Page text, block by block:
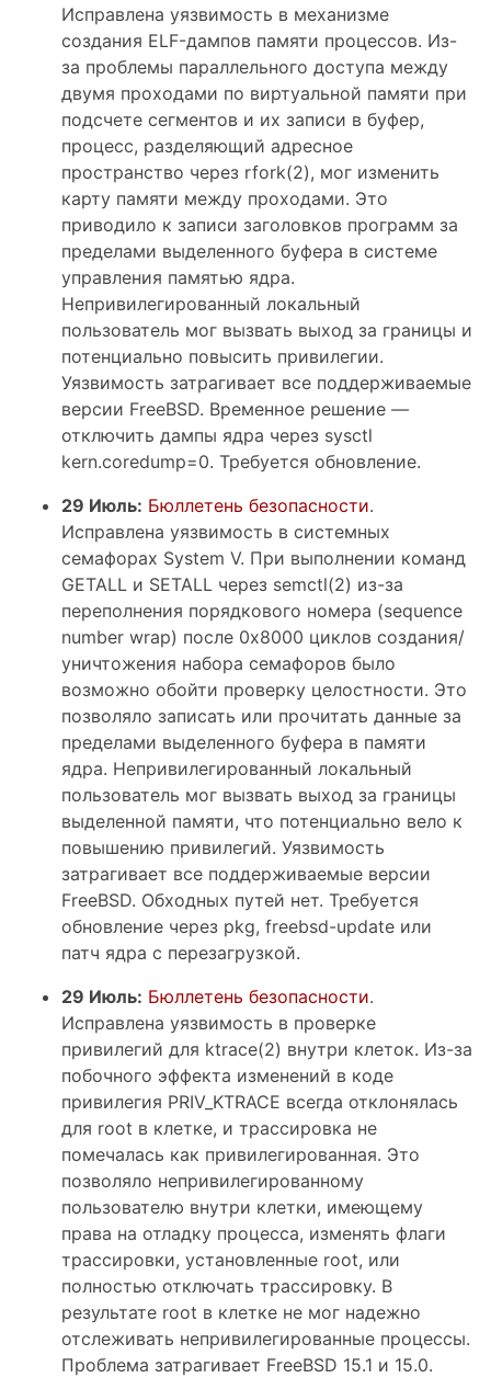
Исправлена уязвимость в механизме
создания ELF-дампов памяти процессов. Из-
за проблемы параллельного доступа между
двумя проходами по виртуальной памяти при
подсчете сегментов и их записи в буфер,
процесс, разделяющий адресное
пространство через rfork(2), мог изменить
карту памяти между проходами. Это
приводило к записи заголовков программ за
пределами выделенного буфера в системе
управления памятью ядра.
Непривилегированный локальный
пользователь мог вызвать выход за границы и
потенциально повысить привилегии.
Уязвимость затрагивает все поддерживаемые
версии FreeBSD. Временное решение —
отключить дампы ядра через sysctl
kern.coredump=0. Требуется обновление.
29 Июль: Бюллетень безопасности.
Исправлена уязвимость в системных
семафорах System V. При выполнении команд
GETALL и SETALL через semctl(2) из-за
переполнения порядкового номера (sequence
number wrap) после 0x8000 циклов создания/
уничтожения набора семафоров было
возможно обойти проверку целостности. Это
позволяло записать или прочитать данные за
пределами выделенного буфера в памяти
ядра. Непривилегированный локальный
пользователь мог вызвать выход за границы
выделенной памяти, что потенциально вело к
повышению привилегий. Уязвимость
затрагивает все поддерживаемые версии
FreeBSD. Обходных путей нет. Требуется
обновление через pkg, freebsd-update или
патч ядра с перезагрузкой.
29 Июль: Бюллетень безопасности.
Исправлена уязвимость в проверке
привилегий для ktrace(2) внутри клеток. Из-за
побочного эффекта изменений в коде
привилегия PRIV_KTRACE всегда отклонялась
для root в клетке, и трассировка не
помечалась как привилегированная. Это
позволяло непривилегированному
пользователю внутри клетки, имеющему
права на отладку процесса, изменять флаги
трассировки, установленные root, или
полностью отключать трассировку. В
результате root в клетке не мог надежно
отслеживать непривилегированные процессы.
Проблема затрагивает FreeBSD 15.1 и 15.0.